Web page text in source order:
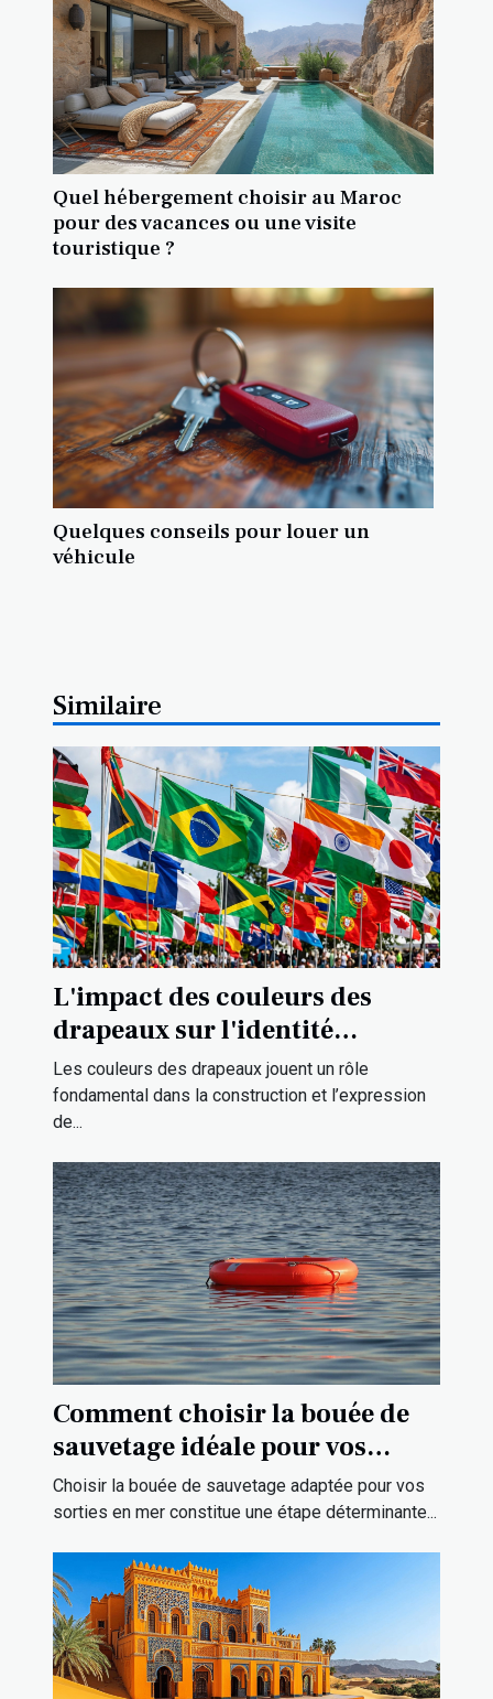
Quel hébergement choisir au Maroc
pour des vacances ou une visite
touristique ?
Quelques conseils pour louer un
véhicule
Similaire
L'impact des couleurs des
drapeaux sur l'identité
culturelle
Les couleurs des drapeaux jouent un rôle
fondamental dans la construction et l’expression
de...
Comment choisir la bouée de
sauvetage idéale pour vos
sorties en mer ?
Choisir la bouée de sauvetage adaptée pour vos
sorties en mer constitue une étape déterminante...